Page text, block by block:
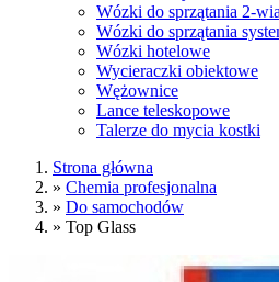
Wózki do sprzątania 2-
Wózki do sprzątania
Wózki hotelowe
Wycieraczki obiektowe
Wężownice
Lance teleskopowe
Talerze do mycia kostki
Strona główna
» Chemia profesjonalna
» Do samochodów
» Top Glass